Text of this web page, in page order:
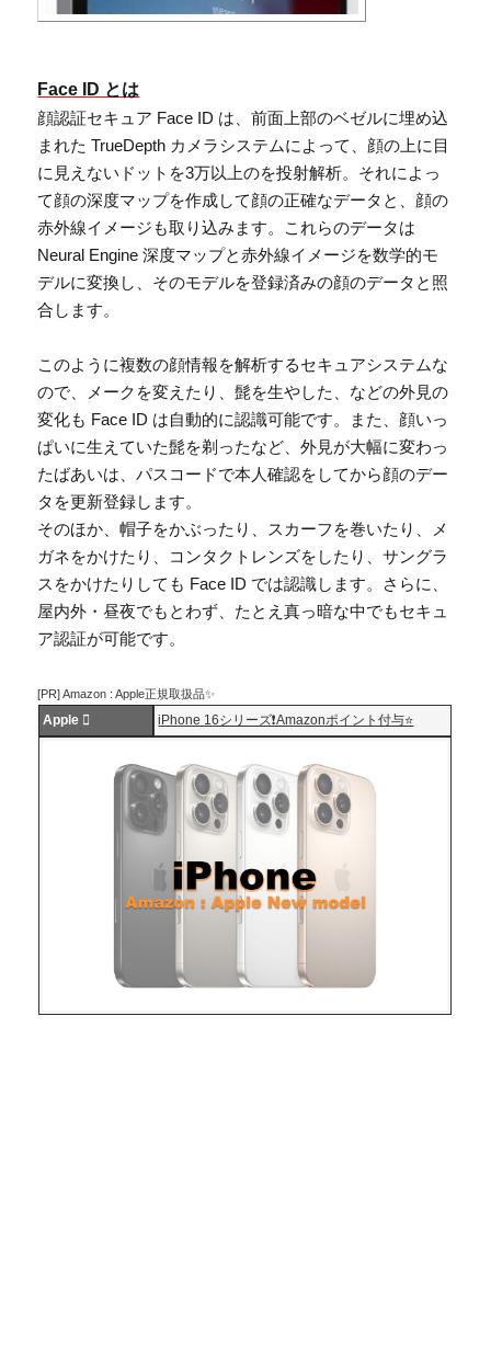
Face ID とは
顔認証セキュア Face ID は、前面上部のベゼルに埋め込
まれた TrueDepth カメラシステムによって、顔の上に目
に見えないドットを3万以上のを投射解析。それによっ
て顔の深度マップを作成して顔の正確なデータと、顔の
赤外線イメージも取り込みます。これらのデータは
Neural Engine 深度マップと赤外線イメージを数学的モ
デルに変換し、そのモデルを登録済みの顔のデータと照
合します。
このように複数の顔情報を解析するセキュアシステムな
ので、メークを変えたり、髭を生やした、などの外見の
変化も Face ID は自動的に認識可能です。また、顔いっ
ぱいに生えていた髭を剃ったなど、外見が大幅に変わっ
たばあいは、パスコードで本人確認をしてから顔のデー
タを更新登録します。
そのほか、帽子をかぶったり、スカーフを巻いたり、メ
ガネをかけたり、コンタクトレンズをしたり、サングラ
スをかけたりしても Face ID では認識します。さらに、
屋内外・昼夜でもとわず、たとえ真っ暗な中でもセキュ
ア認証が可能です。
[PR] Amazon : Apple正規取扱品✨
Apple  iPhone 16シリーズ❗️Amazonポイント付与⭐️